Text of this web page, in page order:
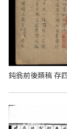
鈍翁前後類稿 存